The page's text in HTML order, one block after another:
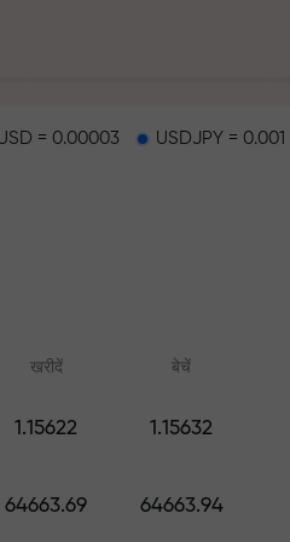
= 0.00003 USDJPY = 0.001
खरीदें बेचें
1.15622 1.15632
64663.69 64663.94
शुरुआत से ट्रेडिंग सीखें — सभी स्तरों के